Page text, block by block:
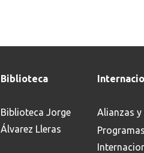
Biblioteca
Biblioteca Jorge
Álvarez Lleras
Alianzas